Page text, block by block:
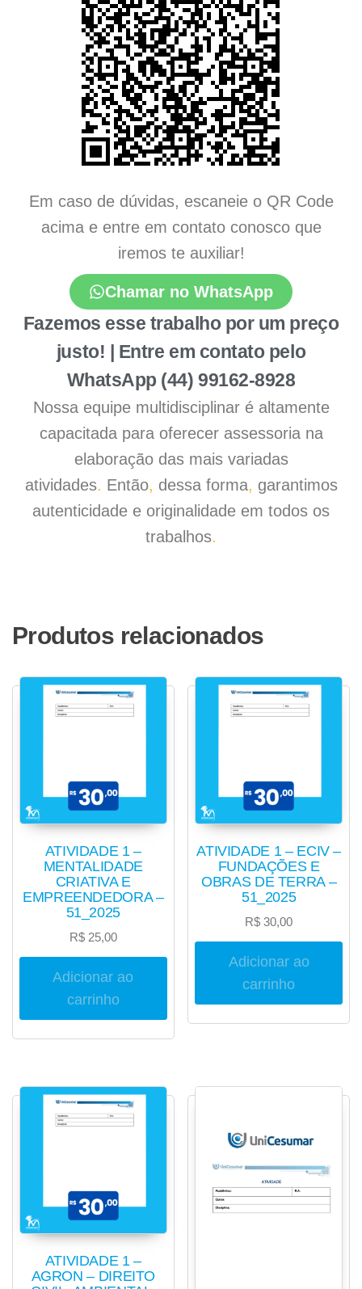
Em caso de dúvidas, escaneie o QR Code
acima e entre em contato conosco que
iremos te auxiliar!
Chamar no WhatsApp
Fazemos esse trabalho por um preço
justo! | Entre em contato pelo
WhatsApp (44) 99162-8928
Nossa equipe multidisciplinar é altamente
capacitada para oferecer assessoria na
elaboração das mais variadas
atividades. Então, dessa forma, garantimos
autenticidade e originalidade em todos os
trabalhos.
Produtos relacionados
ATIVIDADE 1 –
MENTALIDADE
CRIATIVA E
EMPREENDEDORA –
51_2025
R$25,00
Adicionar ao
carrinho
ATIVIDADE 1 – ECIV –
FUNDAÇÕES E
OBRAS DE TERRA –
51_2025
R$ 30,00
Adicionar ao
carrinho
ATIVIDADE 1 –
AGRON – DIREITO